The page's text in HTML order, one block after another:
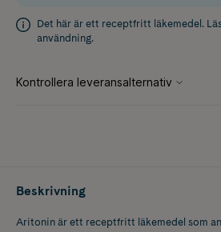
Det här är ett receptfritt läkemedel.
användning.
Beskrivning
Aritonin är ett receptfritt läkemedel som